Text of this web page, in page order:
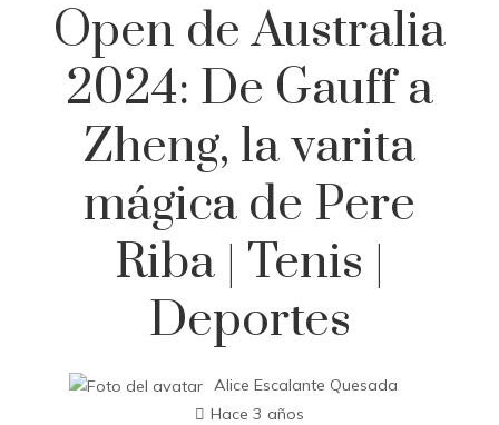
Open de Australia
2024: De Gauff a
Zheng, la varita
mágica de Pere
Riba | Tenis |
Deportes
Alice Escalante Quesada
Hace 3 años